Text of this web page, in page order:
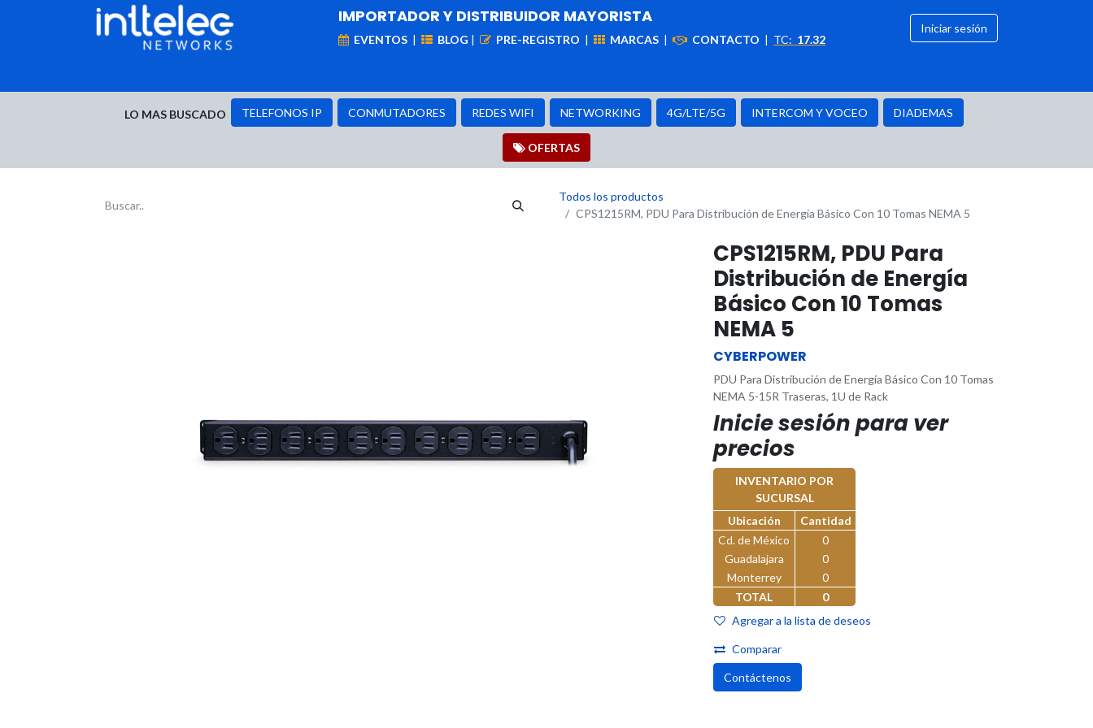
IMPORTADOR Y DISTRIBUIDOR MAYORISTA
EVENTOS | BLOG | PRE-REGISTRO | MARCAS | CONTACTO | TC: 17.32
Iniciar sesión
LO MAS BUSCADO TELEFONOS IP CONMUTADORES REDES WIFI NETWORKING 4G/LTE/5G INTERCOM Y VOCEO DIADEMAS
OFER​​​​TAS
Todos los productos
CPS1215RM, PDU Para Distribución de Energía Básico Con 10 Tomas NEMA 5
CPS1215RM, PDU Para
Distribución de Energía
Básico Con 10 Tomas
NEMA 5
CYBERPOWER
PDU Para Distribución de Energía Básico Con 10 Tomas
NEMA 5-15R Traseras, 1U de Rack
Inicie sesión para ver
precios
INVENTARIO POR
SUCURSAL
Ubicación
Cantidad
Cd. de México
0
Guadalajara
0
Monterrey
0
TOTAL
0
Agregar a la lista de deseos
Comparar
Contáctenos